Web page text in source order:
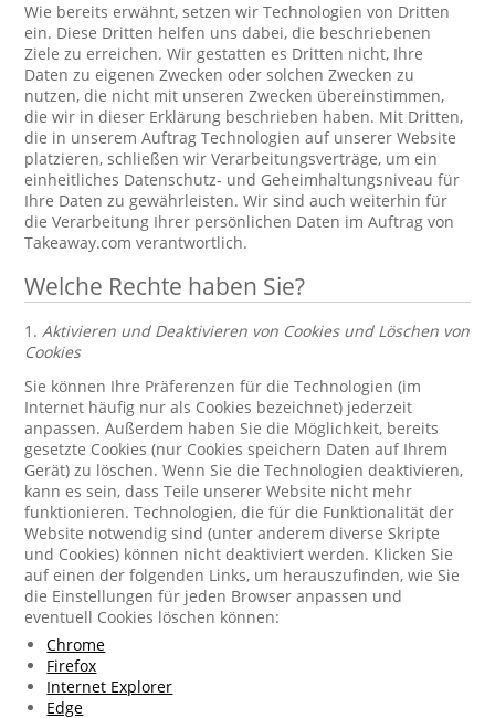
Wie bereits erwähnt, setzen wir Technologien von Dritten
ein. Diese Dritten helfen uns dabei, die beschriebenen
Ziele zu erreichen. Wir gestatten es Dritten nicht, Ihre
Daten zu eigenen Zwecken oder solchen Zwecken zu
nutzen, die nicht mit unseren Zwecken übereinstimmen,
die wir in dieser Erklärung beschrieben haben. Mit Dritten,
die in unserem Auftrag Technologien auf unserer Website
platzieren, schließen wir Verarbeitungsverträge, um ein
einheitliches Datenschutz- und Geheimhaltungsniveau für
Ihre Daten zu gewährleisten. Wir sind auch weiterhin für
die Verarbeitung Ihrer persönlichen Daten im Auftrag von
Takeaway.com verantwortlich.
Welche Rechte haben Sie?
1.Aktivieren und Deaktivieren von Cookies und Löschen von
Cookies
Sie können Ihre Präferenzen für die Technologien (im
Internet häufig nur als Cookies bezeichnet) jederzeit
anpassen. Außerdem haben Sie die Möglichkeit, bereits
gesetzte Cookies (nur Cookies speichern Daten auf Ihrem
Gerät) zu löschen. Wenn Sie die Technologien deaktivieren,
kann es sein, dass Teile unserer Website nicht mehr
funktionieren. Technologien, die für die Funktionalität der
Website notwendig sind (unter anderem diverse Skripte
und Cookies) können nicht deaktiviert werden. Klicken Sie
auf einen der folgenden Links, um herauszufinden, wie Sie
die Einstellungen für jeden Browser anpassen und
eventuell Cookies löschen können:
Chrome
Firefox
Internet Explorer
Edge